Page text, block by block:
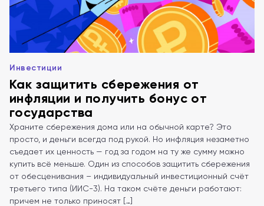
Инвестиции
Как защитить сбережения от
инфляции и получить бонус от
государства
Храните сбережения дома или на обычной карте? Это
просто, и деньги всегда под рукой. Но инфляция незаметно
съедает их ценность — год за годом на ту же сумму можно
купить всё меньше. Один из способов защитить сбережения
от обесценивания – индивидуальный инвестиционный счёт
третьего типа (ИИС-3). На таком счёте деньги работают:
причем не только приносят […]